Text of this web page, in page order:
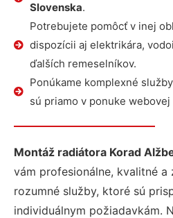
Slovenska.
Potrebujete pomôcť v inej
dispozícii aj elektrikára,
ďalších remeselníkov.
Ponúkame komplexné
sú priamo v ponuke webovej
Montáž radiátora Korad
vám profesionálne, kvalitné a
rozumné služby, ktoré sú
individuálnym požiadavkám.